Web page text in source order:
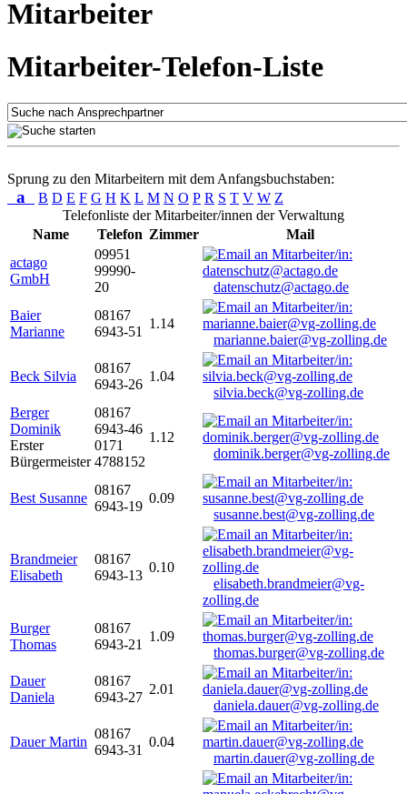
Mitarbeiter
Mitarbeiter-Telefon-Liste
Sprung zu den Mitarbeitern mit dem Anfangsbuchstaben:
a B D E F G H K L M N O P R S T V W Z
Telefonliste der Mitarbeiter/innen der Verwaltung
Name
Telefon Zimmer
Mail
actago
GmbH
09951
99990-
20
datenschutz@actago.de
Baier
Marianne
08167
6943-51
1.14
marianne.baier@vg-zolling.de
Beck Silvia
08167
6943-26
1.04
silvia.beck@vg-zolling.de
Berger
Dominik
Erster
Bürgermeister
08167
6943-46
0171
4788152
1.12
dominik.berger@vg-zolling.de
Best Susanne
08167
6943-19
0.09
susanne.best@vg-zolling.de
Brandmeier
Elisabeth
08167
6943-13
0.10
elisabeth.brandmeier@vg-
zolling.de
Burger
Thomas
08167
6943-21
1.09
thomas.burger@vg-zolling.de
Dauer
Daniela
08167
6943-27
2.01
daniela.dauer@vg-zolling.de
Dauer Martin
08167
6943-31
0.04
martin.dauer@vg-zolling.de